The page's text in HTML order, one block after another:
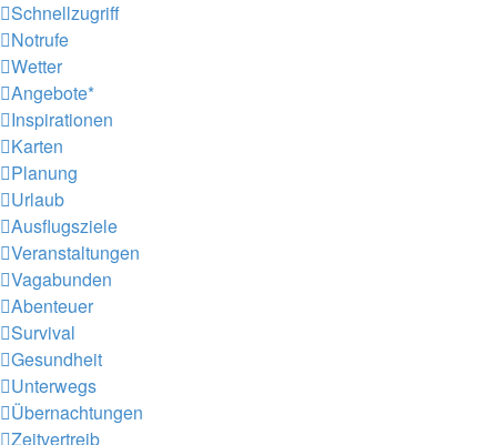
Schnellzugriff
Notrufe
Wetter
Angebote*
Inspirationen
Karten
Planung
Urlaub
Ausflugsziele
Veranstaltungen
Vagabunden
Abenteuer
Survival
Gesundheit
Unterwegs
Übernachtungen
Zeitvertreib